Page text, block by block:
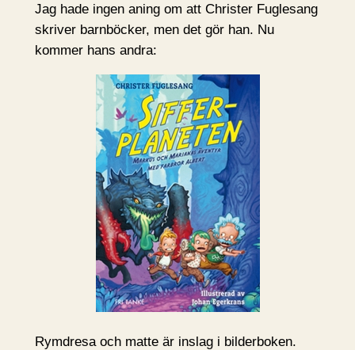
Jag hade ingen aning om att Christer Fuglesang
skriver barnböcker, men det gör han. Nu
kommer hans andra:
Rymdresa och matte är inslag i bilderboken.